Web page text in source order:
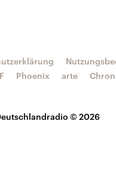
© 2026
Phoenix arte